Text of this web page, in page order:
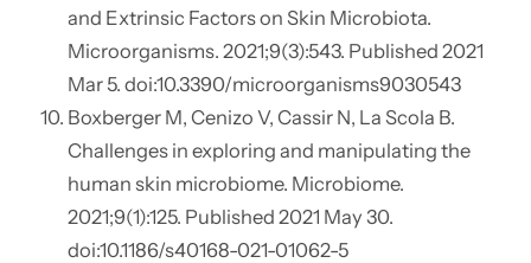
and Extrinsic Factors on Skin Microbiota.
Microorganisms. 2021;9(3):543. Published 2021
Mar 5. doi:10.3390/microorganisms9030543
Boxberger M, Cenizo V, Cassir N, La Scola B.
Challenges in exploring and manipulating the
human skin microbiome. Microbiome.
2021;9(1):125. Published 2021 May 30.
doi:10.1186/s40168-021-01062-5